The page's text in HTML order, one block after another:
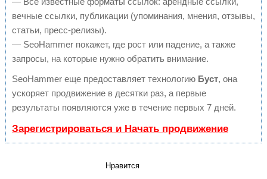
вечные ссылки, публикации (упоминания, мнения, отзывы,
статьи, пресс-релизы).
— SeoHammer покажет, где рост или падение, а также
запросы, на которые нужно обратить внимание.
SeoHammer еще предоставляет технологию Буст, она
ускоряет продвижение в десятки раз, а первые
результаты появляются уже в течение первых 7 дней.
Зарегистрироваться и Начать продвижение
Нравится